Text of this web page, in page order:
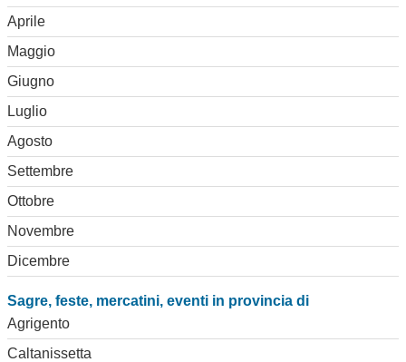
Aprile
Maggio
Giugno
Luglio
Agosto
Settembre
Ottobre
Novembre
Dicembre
Sagre, feste, mercatini, eventi in provincia di
Agrigento
Caltanissetta